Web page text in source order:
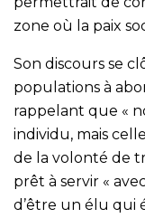
zone où la paix
Son discours se
populations à
rappelant que «
individu, mais
de la volonté de
prêt à servir «
d’être un élu qui